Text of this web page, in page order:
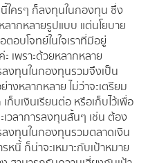
ใครๆ ก็ลงทุนในกองทุน ซึ่ง
ากหลายรูปแบบ แต่นโยบาย
ตอบโจทย์ในใจเราที่มีอยู่
เพราะด้วยหลากหลาย
ลงทุนในกองทุนรวมจึงเป็น
งหลากหลาย ไม่ว่าจะเตรียม
บเงินเรียนต่อ หรือเก็บไว้เพื่อ
เวลาการลงทุนสั้นๆ เช่น ต้อง
ลงทุนในกองทุนรวมตลาดเงิน
นี้ ก็น่าจะเหมาะกับเป้าหมาย